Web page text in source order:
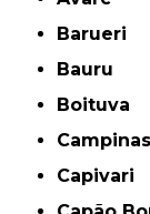
Barueri
Bauru
Boituva
Campinas
Capivari